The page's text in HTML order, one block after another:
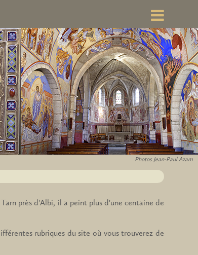
Photos Jean-Paul Azam
près d'Albi, il a peint plus d'une centaine de
rubriques du site où vous trouverez de